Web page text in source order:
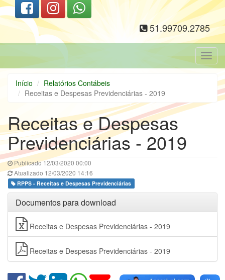
51.99709.2785
Início
Relatórios Contábeis
Receitas e Despesas Previdenciárias - 2019
Receitas e Despesas
Previdenciárias - 2019
Publicado 12/03/2020 00:00
Atualizado 12/03/2020 14:16
RPPS - Receitas e Despesas Previdenciárias
Documentos para download
Receitas e Despesas Previdenciárias - 2019
Receitas e Despesas Previdenciárias - 2019